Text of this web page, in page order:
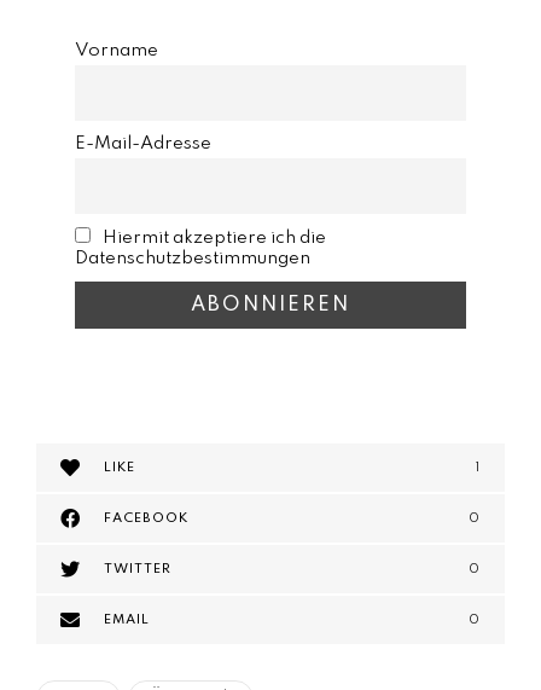
Vorname
E-Mail-Adresse
Hiermit akzeptiere ich die
Datenschutzbestimmungen
LIKE 1
FACEBOOK 0
TWITTER 0
EMAIL 0